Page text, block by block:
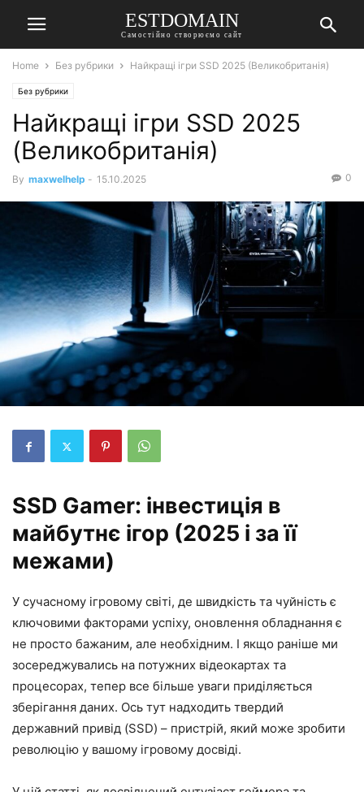
ESTDOMAIN
Самостійно створюємо сайт
Home Без рубрики Найкращі ігри SSD 2025 (Великобританія)
Без рубрики
Найкращі ігри SSD 2025
(Великобританія)
By maxwelhelp - 15.10.2025 0
SSD Gamer: інвестиція в
майбутнє ігор (2025 і за її
межами)
У сучасному ігровому світі, де швидкість та чуйність є
ключовими факторами успіху, оновлення обладнання є
не просто бажаним, але необхідним. І якщо раніше ми
зосереджувались на потужних відеокартах та
процесорах, тепер все більше уваги приділяється
зберігання даних. Ось тут надходить твердий
державний привід (SSD) – пристрій, який може зробити
революцію у вашому ігровому досвіді.